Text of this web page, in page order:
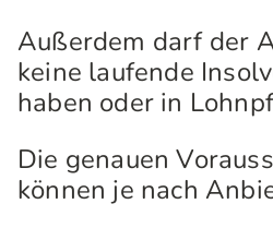
Außerdem darf der
keine laufende
haben oder in
Die genauen
können je nach